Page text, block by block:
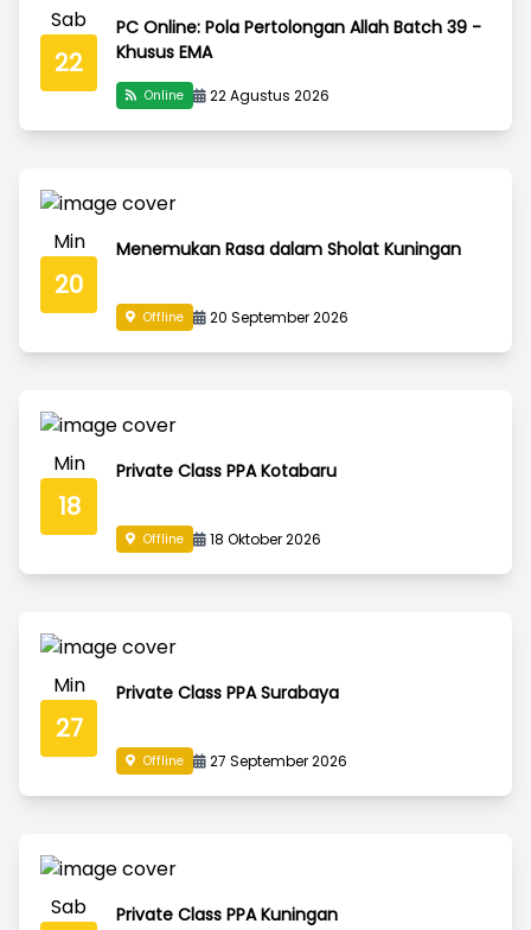
Sab
22
PC Online: Pola Pertolongan Allah Batch 39 -
Khusus EMA
Online 22 Agustus 2026
Min
20
Menemukan Rasa dalam Sholat Kuningan
Offline 20 September 2026
Min
18
Private Class PPA Kotabaru
Offline 18 Oktober 2026
Min
27
Private Class PPA Surabaya
Offline 27 September 2026
Sab Private Class PPA Kuningan